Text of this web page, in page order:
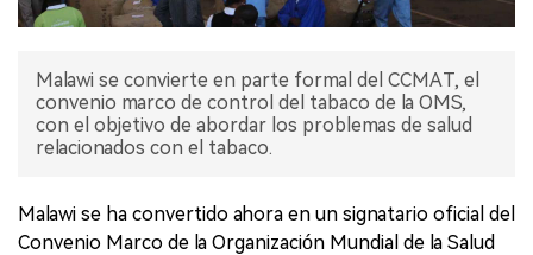
Malawi se convierte en parte formal del CCMAT, el
convenio marco de control del tabaco de la OMS,
con el objetivo de abordar los problemas de salud
relacionados con el tabaco.
Malawi se ha convertido ahora en un signatario oficial del
Convenio Marco de la Organización Mundial de la Salud